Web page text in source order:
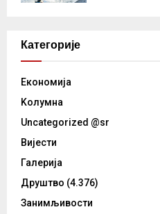
Категорије
Eкономија
Kолумнa
Uncategorized @sr
Вијести
Галерија
Друштво (4.376)
Занимљивости